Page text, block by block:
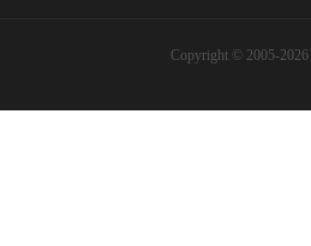
Copyright © 2005-